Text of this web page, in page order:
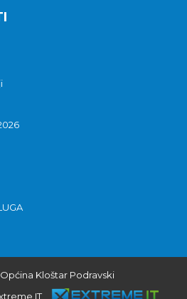
Kloštar Podravski
IT